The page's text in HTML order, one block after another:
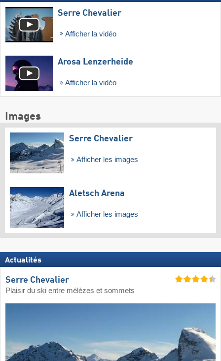
Serre Chevalier
Afficher la vidéo
Arosa Lenzerheide
Afficher la vidéo
Images
Serre Chevalier
Afficher les images
Aletsch Arena
Afficher les images
Actualités
Serre Chevalier
Plaisir du ski entre mélèzes et sommets